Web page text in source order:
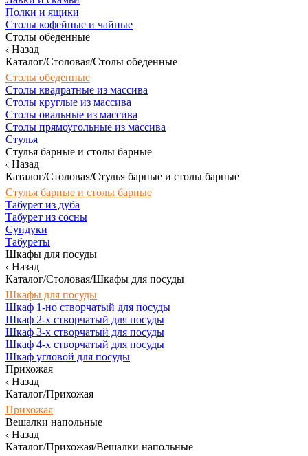
Полки и ящики
Столы кофейные и чайные
Столы обеденные
Назад
Каталог/Столовая/Столы обеденные
Столы обеденные
Столы квадратные из массива
Столы круглые из массива
Столы овальные из массива
Столы прямоугольные из массива
Стулья
Стулья барные и столы барные
Назад
Каталог/Столовая/Стулья барные и столы барные
Стулья барные и столы барные
Табурет из дуба
Табурет из сосны
Сундуки
Табуреты
Шкафы для посуды
Назад
Каталог/Столовая/Шкафы для посуды
Шкафы для посуды
Шкаф 1-но створчатый для посуды
Шкаф 2-х створчатый для посуды
Шкаф 3-х створчатый для посуды
Шкаф 4-х створчатый для посуды
Шкаф угловой для посуды
Прихожая
Назад
Каталог/Прихожая
Прихожая
Вешалки напольные
Назад
Каталог/Прихожая/Вешалки напольные